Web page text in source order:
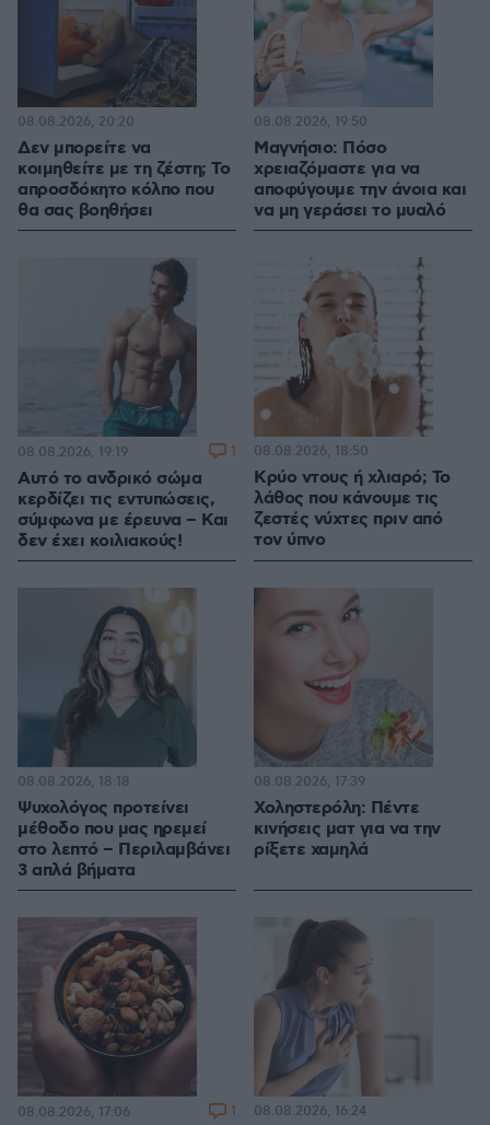
Δεν μπορείτε να
κοιμηθείτε με τη ζέστη; Το
απροσδόκητο κόλπο που
θα σας βοηθήσει
08.08.2026, 20:20
Μαγνήσιο: Πόσο
χρειαζόμαστε για να
αποφύγουμε την άνοια και
να μη γεράσει το μυαλό
08.08.2026, 19:50
Αυτό το ανδρικό σώμα
κερδίζει τις εντυπώσεις,
σύμφωνα με έρευνα – Και
δεν έχει κοιλιακούς!
08.08.2026, 19:19 1
Κρύο ντους ή χλιαρό; Το
λάθος που κάνουμε τις
ζεστές νύχτες πριν από
τον ύπνο
08.08.2026, 18:50
Ψυχολόγος προτείνει
μέθοδο που μας ηρεμεί
στο λεπτό – Περιλαμβάνει
3 απλά βήματα
08.08.2026, 18:18
Χοληστερόλη: Πέντε
κινήσεις ματ για να την
ρίξετε χαμηλά
08.08.2026, 17:39
08.08.2026, 17:06 1 08.08.2026, 16:24